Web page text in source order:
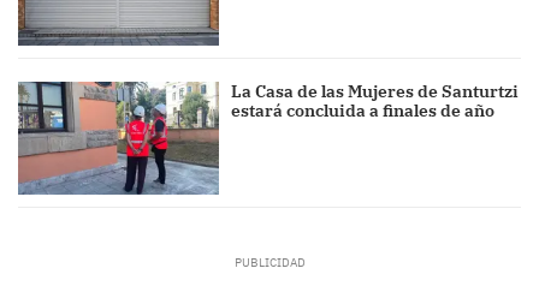
La Casa de las Mujeres de Santurtzi
estará concluida a finales de año